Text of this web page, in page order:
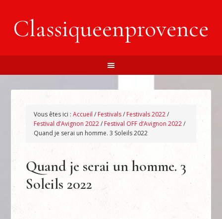
Classiqueenprovence
Vous êtes ici :Accueil / Festivals/ Festivals 2022/
Festival d’Avignon 2022/ Festival OFF d’Avignon 2022/
Quand je serai un homme. 3 Soleils 2022
Quand je serai un homme. 3
Soleils 2022